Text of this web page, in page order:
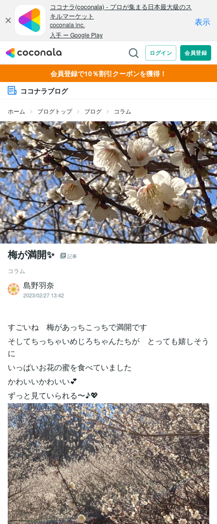
会員登録で10％割引クーポンを獲得！
ココナラブログ
ホーム ブログトップ ブログ コラム
梅が満開✨ 記事
コラム
島野羽奈
2023/02/27 13:42
すごいね 梅があっちこっちで満開です
そしてちっちゃいめじろちゃんたちが とっても嬉しそう
に
いっぱいお花の蜜を食べていました
かわいいかわいい💕
ずっと見ていられる〜♪💖